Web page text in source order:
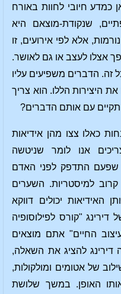
חיובי לחוות באורח
שנקודת-מוצאם היא
אלא לפי אירועים, זו
אצלו לעצב או גם לאושר.
זה. הדברים משפיעים עליו
היצירות הללו. הוא צריך
עם אותם הדברים?
כאלו צצו מהן אידיאות
אנו לומר שניטשה
התדפק לפני האדם
למיסטריות. השערים
יכולים דווקא
דירינג "קורס לפילוסופיה
החיים" אתם מוצאים
דירינג להציג את השאלה,
של אטומים ומולקולות,
האופן. במשך שלושת